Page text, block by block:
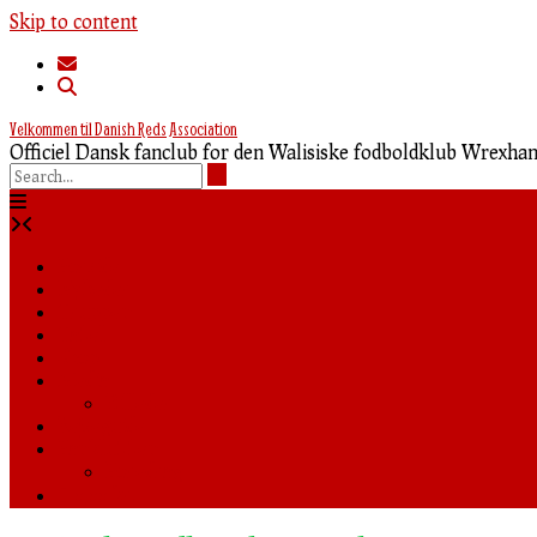
Skip to content
Velkommen til Danish Reds Association
Officiel Dansk fanclub for den Walisiske fodboldklub